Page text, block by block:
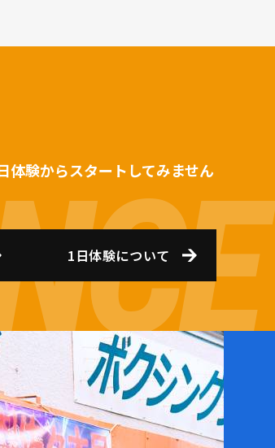
体験からスタートしてみません
1日体験について